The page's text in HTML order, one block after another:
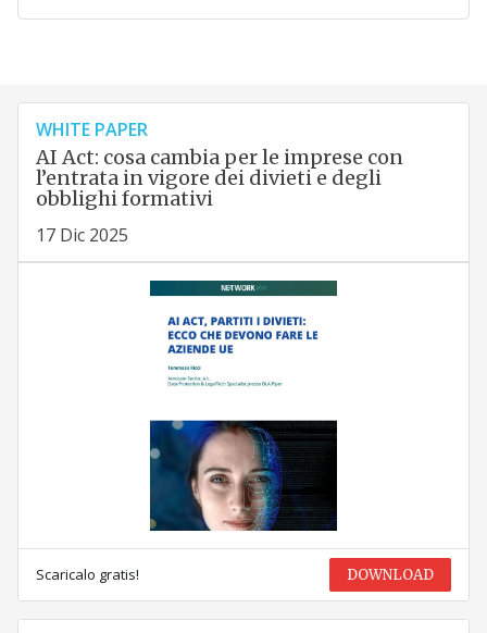
WHITE PAPER
AI Act: cosa cambia per le imprese con
l’entrata in vigore dei divieti e degli
obblighi formativi
17 Dic 2025
Scaricalo gratis! DOWNLOAD